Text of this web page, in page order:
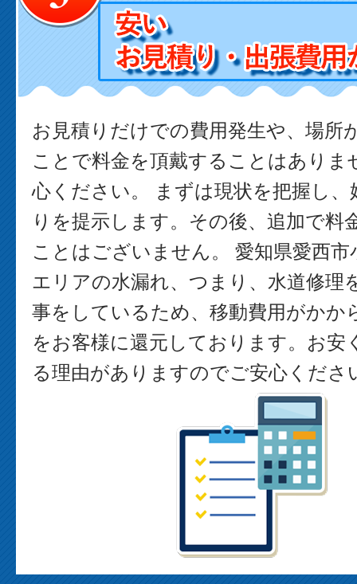
お見積りだけでの費用発生や、場所
ことで料金を頂戴することはありま
心ください。 まずは現状を把握し
りを提示します。その後、追加で料
ことはございません。 愛知県愛西市
エリアの水漏れ、つまり、水道修理
事をしているため、移動費用がかか
をお客様に還元しております。お安
る理由がありますのでご安心くださ